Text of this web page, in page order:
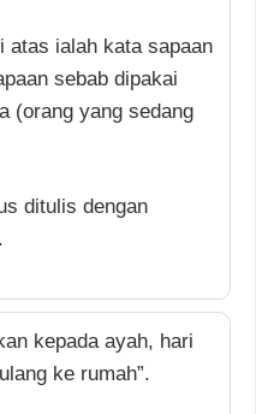
atas ialah kata sapaan
sebab dipakai
(orang yang sedang
ditulis dengan
kepada ayah, hari
ke rumah”.